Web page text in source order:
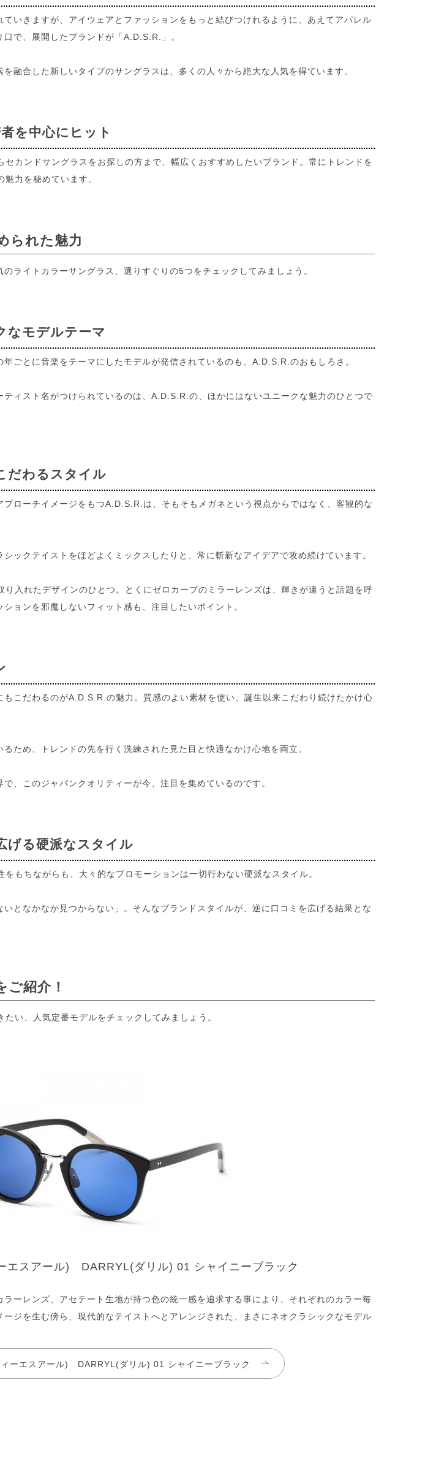
いきますが、アイウェアとファッションをもっと結びつけれるように、あえてアパレル
で、展開したブランドが「A.D.S.R.」。
融合した新しいタイプのサングラスは、多くの人々から絶大な人気を得ています。
を中心にヒット
カンドサングラスをお探しの方まで、幅広くおすすめしたいブランド。常にトレンドを
力を秘めています。
られた魅力
ライトカラーサングラス、選りすぐりの5つをチェックしてみましょう。
モデルテーマ
ごとに音楽をテーマにしたモデルが発信されているのも、A.D.S.R.のおもしろさ。
ィスト名がつけられているのは、A.D.S.R.の、ほかにはないユニークな魅力のひとつで
だわるスタイル
プローチイメージをもつA.D.S.R.は、そもそもメガネという視点からではなく、客観的な
ックテイストをほどよくミックスしたりと、常に斬新なアイデアで攻め続けています。
入れたデザインのひとつ。とくにゼロカーブのミラーレンズは、輝きが違うと話題を呼
ョンを邪魔しないフィット感も、注目したいポイント。
もこだわるのがA.D.S.R.の魅力。質感のよい素材を使い、誕生以来こだわり続けたかけ心
ため、トレンドの先を行く洗練された見た目と快適なかけ心地を両立。
、このジャパンクオリティーが今、注目を集めているのです。
げる硬派なスタイル
もちながらも、大々的なプロモーションは一切行わない硬派なスタイル。
となかなか見つからない」。そんなブランドスタイルが、逆に口コミを広げる結果とな
紹介！
い、人気定番モデルをチェックしてみましょう。
エスアール) DARRYL(ダリル) 01 シャイニーブラック
ーレンズ、アセテート生地が持つ色の統一感を追求する事により、それぞれのカラー毎
ジを生む傍ら、現代的なテイストへとアレンジされた、まさにネオクラシックなモデル
ーエスアール) DARRYL(ダリル) 01 シャイニーブラック